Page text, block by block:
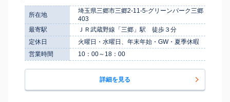
所在地
埼玉県三郷市三郷2-11-5-グリーンパーク三郷
403
最寄駅
ＪＲ武蔵野線「三郷」駅 徒歩３分
定休日
火曜日・水曜日、年末年始・GW・夏季休暇
営業時間
10：00～18：00
詳細を見る